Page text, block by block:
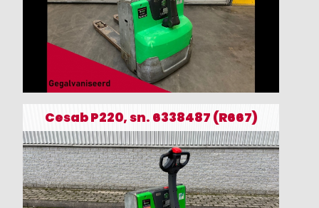
Cesab P220, sn. 6338487 (R667)